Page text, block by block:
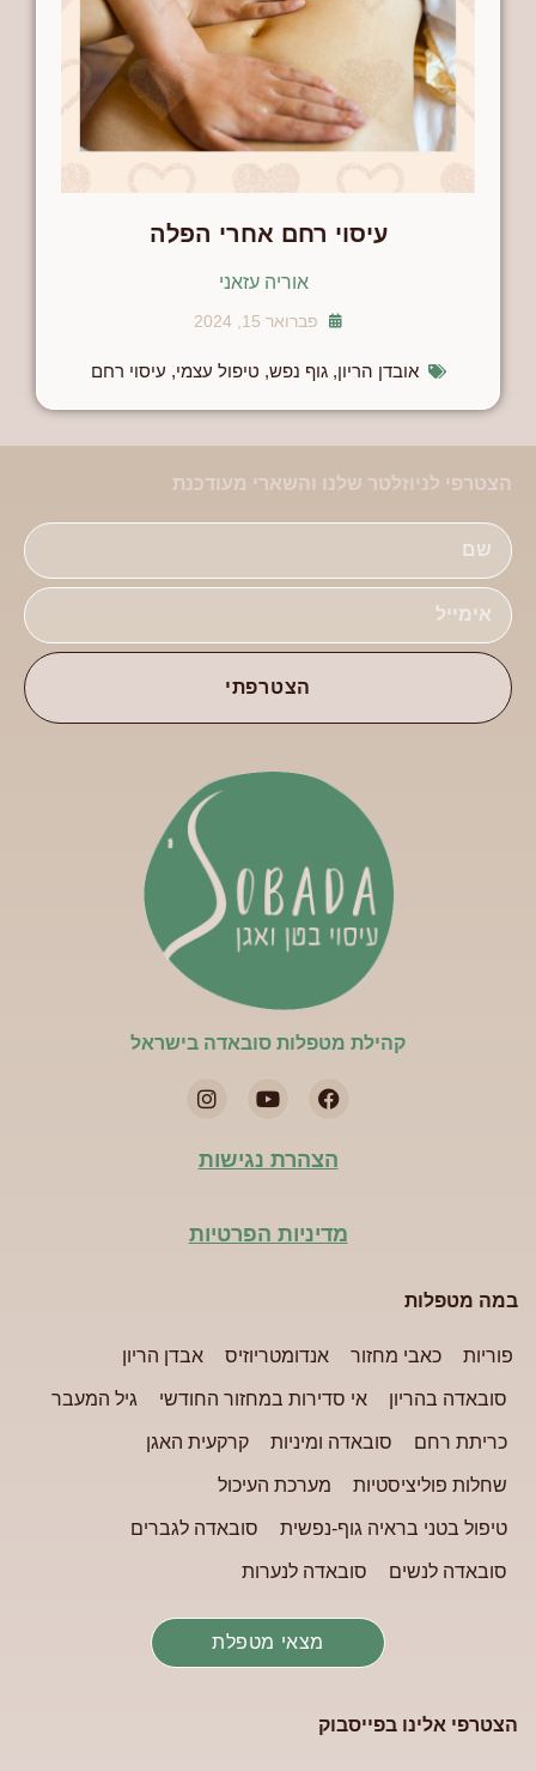
עיסוי רחם אחרי הפלה
אוריה עזאני
פברואר 15, 2024
אובדן הריון,גוף נפש, טיפול עצמי, עיסוי רחם
הצטרפי לניוזלטר שלנו והשארי מעודכנת
הצטרפתי
קהילת מטפלות סובאדה בישראל​
הצהרת נגישות
מדיניות הפרטיות
במה מטפלות
פוריות כאבי מחזור אנדומטריוזיס אבדן הריון
סובאדה בהריון אי סדירות במחזור החודשי גיל המעבר
כריתת רחם סובאדה ומיניות קרקעית האגן
שחלות פוליציסטיות מערכת העיכול
טיפול בטני בראיה גוף-נפשית סובאדה לגברים
סובאדה לנשים סובאדה לנערות
מצאי מטפלת
הצטרפי אלינו בפייסבוק